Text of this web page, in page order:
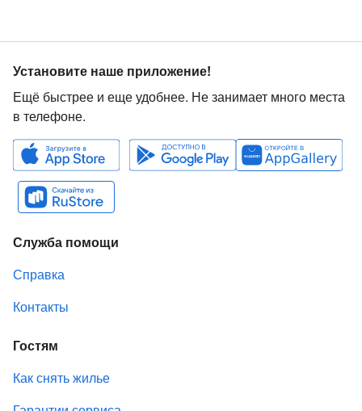
Установите наше приложение!
Ещё быстрее и еще удобнее. Не занимает много места
в телефоне.
Служба помощи
Справка
Контакты
Гостям
Как снять жилье